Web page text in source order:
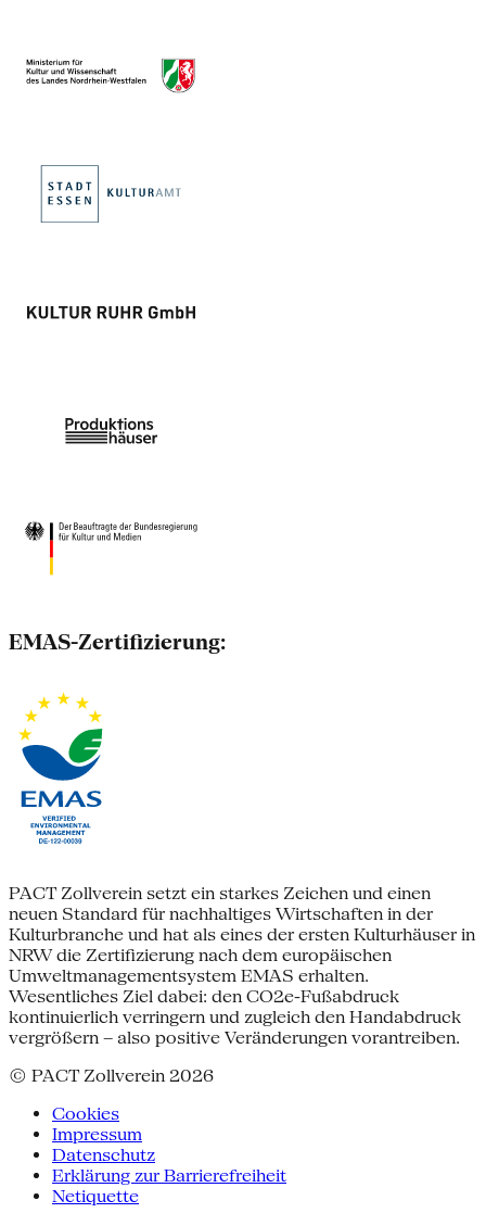
EMAS-Zertifizierung:
PACT Zollverein setzt ein starkes Zeichen und einen
neuen Standard für nachhaltiges Wirtschaften in der
Kulturbranche und hat als eines der ersten Kulturhäuser in
NRW die Zertifizierung nach dem europäischen
Umweltmanagementsystem EMAS erhalten.
Wesentliches Ziel dabei: den CO2e-Fußabdruck
kontinuierlich verringern und zugleich den Handabdruck
vergrößern – also positive Veränderungen vorantreiben.
© PACT Zollverein 2026
Cookies
Impressum
Datenschutz
Erklärung zur Barrierefreiheit
Netiquette